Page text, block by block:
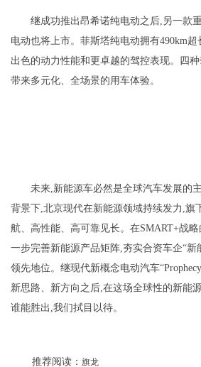
继成功推出昂希诺纯电动之后,另一款
电动也将上市。菲斯塔纯电动拥有490km
出色的动力性能和更卓越的驾控表现。四
带来多元化、全场景的用车体验。
未来,新能源车必然是全球汽车发展的
背景下,北京现代在新能源领域持续发力,旗
航、高性能、高可靠见长。在SMART+战
一步完善新能源产品矩阵,夯实合资车企“新
领先地位。继现代新概念电动汽车
新思路、新方向之后,在这场全球性的新能
谁能胜出,我们拭目以待。
推荐阅读： 旗龙